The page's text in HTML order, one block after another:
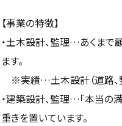
【事業の特徴】
・土木設計、監理…あくまで
ます。
※実績…土木設計（道路、整
・建築設計、監理…「本当の
重きを置いています。